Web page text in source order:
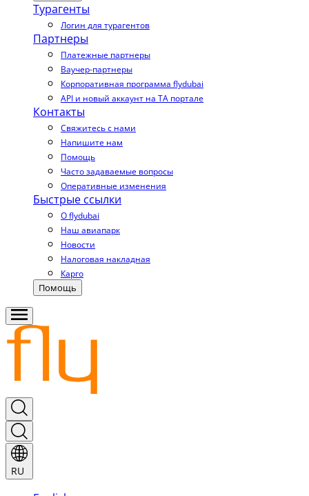
Турагенты
Логин для турагентов
Партнеры
Платежные партнеры
Ваучер-партнеры
Корпоративная программа flydubai
API и новый аккаунт на TA портале
Контакты
Свяжитесь с нами
Напишите нам
Помощь
Часто задаваемые вопросы
Оперативные изменения
Быстрые ссылки
О flydubai
Наш авиапарк
Новости
Налоговая накладная
Карго
Помощь
RU